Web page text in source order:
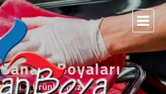
Boyaları
Ürünlerimiz